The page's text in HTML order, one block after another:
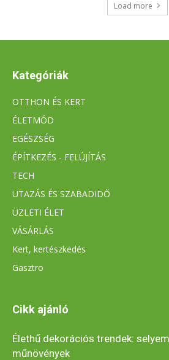
Kategóriák
OTTHON ÉS KERT
ÉLETMÓD
EGÉSZSÉG
ÉPÍTKEZÉS - FELÚJÍTÁS
TECH
UTAZÁS ÉS SZABADIDŐ
ÜZLETI ÉLET
VÁSÁRLÁS
Kert, kertészkedés
Gasztro
Cikk ajánló
Élethű dekorációs trendek:
műnövények